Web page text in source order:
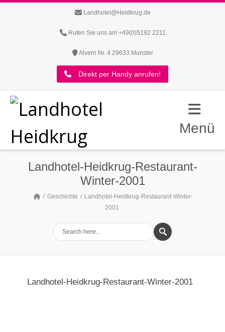
Landhotel@Heidkrug.de
Rufen Sie uns an! +49(0)5192 2211
Alvern Nr. 4 29633 Munster
Direkt per Handy anrufen!
Menü
Landhotel-Heidkrug-Restaurant-
Winter-2001
Geschichte
Landhotel-Heidkrug-Restaurant-Winter-
2001
Landhotel-Heidkrug-Restaurant-Winter-2001